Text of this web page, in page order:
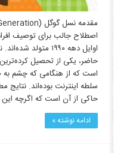
اصطلاح جالب برای توصیف
اوایل دهه ۱۹۹۰
حاضر، یکی از تحصیل
است که از هنگامی که چشم به
سلطه اینترنت بوده‌اند. نتایج
حاکی از آن است که اگرچه
ادامه نوشته »